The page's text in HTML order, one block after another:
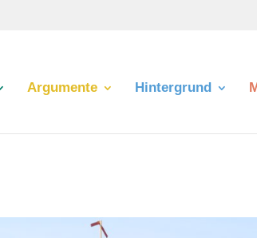
Argumente Hintergrund